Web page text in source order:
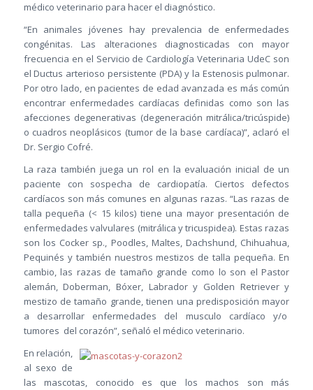
médico veterinario para hacer el diagnóstico.
“En animales jóvenes hay prevalencia de enfermedades
congénitas. Las alteraciones diagnosticadas con mayor
frecuencia en el Servicio de Cardiología Veterinaria UdeC son
el Ductus arterioso persistente (PDA) y la Estenosis pulmonar.
Por otro lado, en pacientes de edad avanzada es más común
encontrar enfermedades cardíacas definidas como son las
afecciones degenerativas (degeneración mitrálica/tricúspide)
o cuadros neoplásicos (tumor de la base cardíaca)”, aclaró el
Dr. Sergio Cofré.
La raza también juega un rol en la evaluación inicial de un
paciente con sospecha de cardiopatía. Ciertos defectos
cardíacos son más comunes en algunas razas. “Las razas de
talla pequeña (< 15 kilos) tiene una mayor presentación de
enfermedades valvulares (mitrálica y tricuspidea). Estas razas
son los Cocker sp., Poodles, Maltes, Dachshund, Chihuahua,
Pequinés y también nuestros mestizos de talla pequeña. En
cambio, las razas de tamaño grande como lo son el Pastor
alemán, Doberman, Bóxer, Labrador y Golden Retriever y
mestizo de tamaño grande, tienen una predisposición mayor
a desarrollar enfermedades del musculo cardíaco y/o
tumores del corazón”, señaló el médico veterinario.
En relación,
al sexo de
las mascotas, conocido es que los machos son más